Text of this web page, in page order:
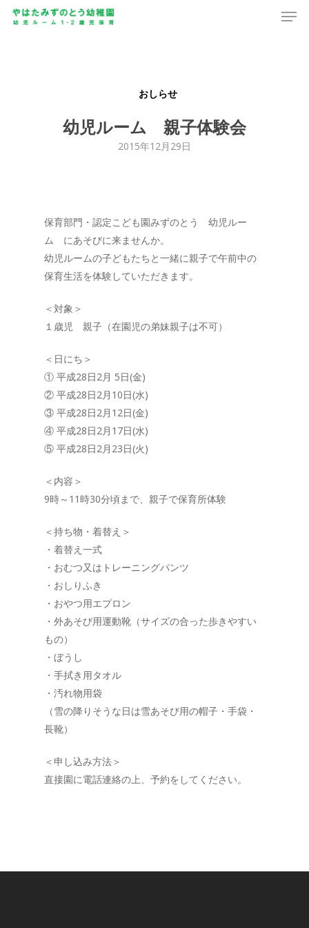
Skip
おしらせ
幼児ルーム 親子体験会
2015年12月29日
保育部門・認定こども園みずのとう 幼児ルー
ム にあそびに来ませんか。
幼児ルームの子どもたちと一緒に親子で午前中の
保育生活を体験していただきます。
＜対象＞
１歳児 親子（在園児の弟妹親子は不可）
＜日にち＞
① 平成28日2月 5日(金)
② 平成28日2月10日(水)
③ 平成28日2月12日(金)
④ 平成28日2月17日(水)
⑤ 平成28日2月23日(火)
＜内容＞
9時～11時30分頃まで、親子で保育所体験
＜持ち物・着替え＞
・着替え一式
・おむつ又はトレーニングパンツ
・おしりふき
・おやつ用エプロン
・外あそび用運動靴（サイズの合った歩きやすい
もの）
・ぼうし
・手拭き用タオル
・汚れ物用袋
（雪の降りそうな日は雪あそび用の帽子・手袋・
長靴）
＜申し込み方法＞
直接園に電話連絡の上、予約をしてください。